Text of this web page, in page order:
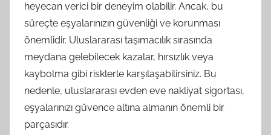
heyecan verici bir deneyim olabilir. Ancak, bu
süreçte eşyalarınızın güvenliği ve korunması
önemlidir. Uluslararası taşımacılık sırasında
meydana gelebilecek kazalar, hırsızlık veya
kaybolma gibi risklerle karşılaşabilirsiniz. Bu
nedenle, uluslararası evden eve nakliyat sigortası,
eşyalarınızı güvence altına almanın önemli bir
parçasıdır.